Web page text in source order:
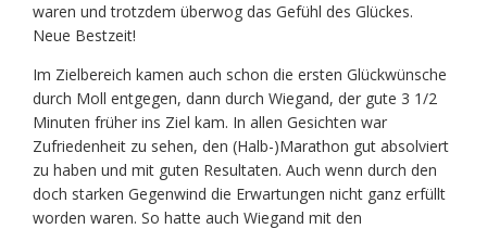
waren und trotzdem überwog das Gefühl des Glückes.
Neue Bestzeit!
Im Zielbereich kamen auch schon die ersten Glückwünsche
durch Moll entgegen, dann durch Wiegand, der gute 3 1/2
Minuten früher ins Ziel kam. In allen Gesichten war
Zufriedenheit zu sehen, den (Halb-)Marathon gut absolviert
zu haben und mit guten Resultaten. Auch wenn durch den
doch starken Gegenwind die Erwartungen nicht ganz erfüllt
worden waren. So hatte auch Wiegand mit den